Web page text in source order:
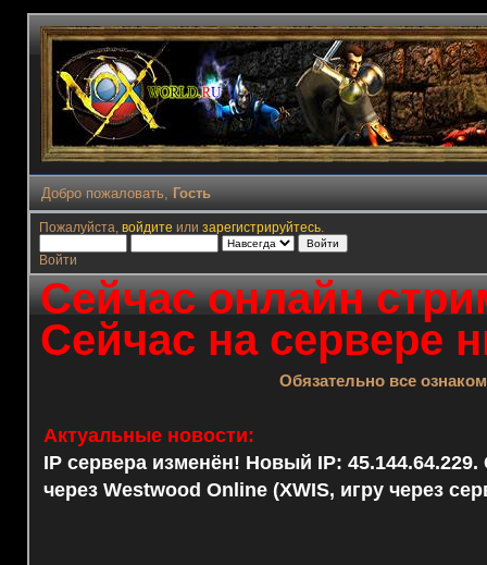
Добро пожаловать, Гость
Пожалуйста, войдите или зарегистрируйтесь.
Войти
Сейчас онлайн
Сейчас на сервере
Обязательно все
Актуальные новости:
IP сервера изменён! Новый IP: 45.144.64.229.
через Westwood Online (XWIS, игру через